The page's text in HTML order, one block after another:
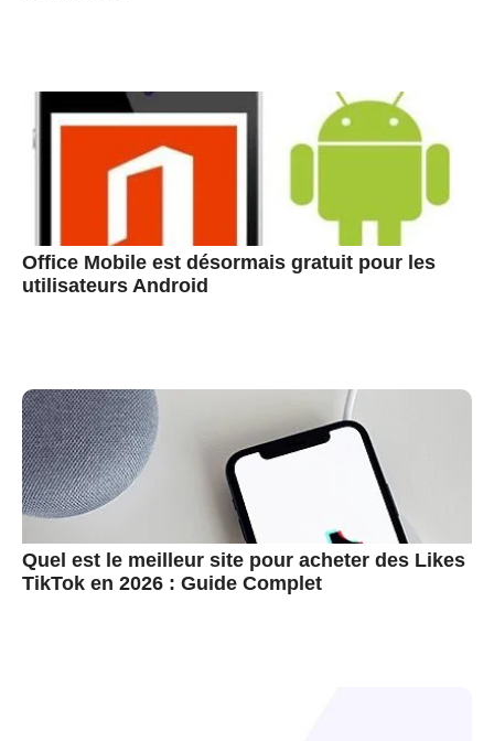
Office Mobile est désormais gratuit pour les
utilisateurs Android
Quel est le meilleur site pour acheter des Likes
TikTok en 2026 : Guide Complet